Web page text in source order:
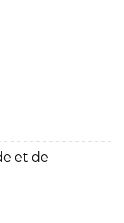
et de